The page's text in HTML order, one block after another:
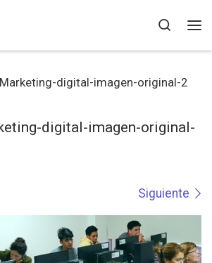
Search
digital-imagen-original-2
digital-imagen-original-
Siguiente